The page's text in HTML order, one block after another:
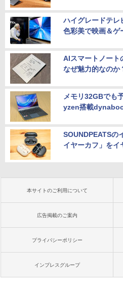
ハイグレードテ
色彩美で映画＆ゲ
AIスマートノート
なぜ魅力的なのか
メモリ32GBでも
yzen搭載
SOUNDPEATSの
イヤーカフ」をイ
本サイトのご利用について
広告掲載のご案内
プライバシーポリシー
インプレスグループ